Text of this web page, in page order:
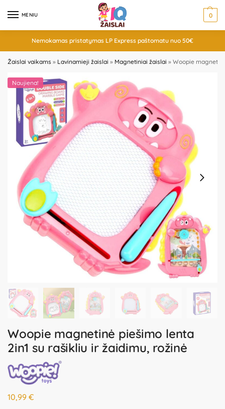
MENIU 0
Nemokamas pristatymas LP Express paštomatu nuo 50€
Žaislai vaikams » Lavinamieji žaislai » Magnetiniai žaislai » Woopie
Naujiena!
Woopie magnetinė piešimo lenta
2in1 su rašikliu ir žaidimu, rožinė
10,99 €